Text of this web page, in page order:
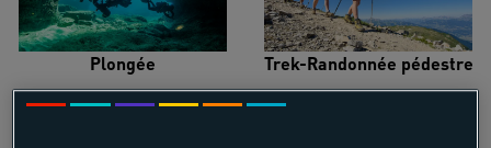
Plongée Trek-Randonnée pédestre